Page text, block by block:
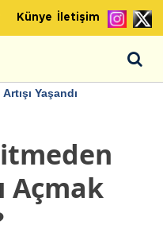
Künye İletişim
Yaşandı
Açmak